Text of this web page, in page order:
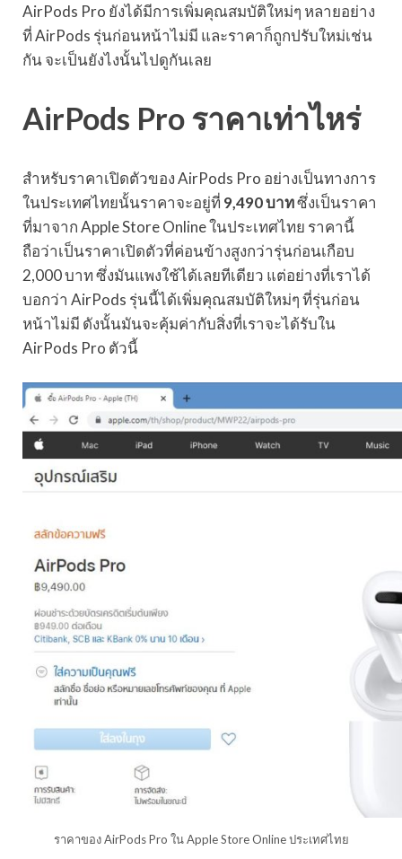
AirPods Pro ยังได้มีการเพิ่มคุณสมบัติใหม่ๆ หลายอย่าง
ที่ AirPods รุ่นก่อนหน้าไม่มี และราคาก็ถูกปรับใหม่เช่น
กัน จะเป็นยังไงนั้นไปดูกันเลย
AirPods Pro ราคาเท่าไหร่
สำหรับราคาเปิดตัวของ AirPods Pro อย่างเป็นทางการ
ในประเทศไทยนั้นราคาจะอยู่ที่ 9,490 บาทซึ่งเป็นราคา
ที่มาจาก Apple Store Online ในประเทศไทย ราคานี้
ถือว่าเป็นราคาเปิดตัวที่ค่อนข้างสูงกว่ารุ่นก่อนเกือบ
2,000 บาท ซึ่งมันแพงใช้ได้เลยทีเดียว แต่อย่างที่เราได้
บอกว่า AirPods รุ่นนี้ได้เพิ่มคุณสมบัติใหม่ๆ ที่รุ่นก่อน
หน้าไม่มี ดังนั้นมันจะคุ้มค่ากับสิ่งที่เราจะได้รับใน
AirPods Pro ตัวนี้
ราคาของ AirPods Pro ใน Apple Store Online ประเทศไทย